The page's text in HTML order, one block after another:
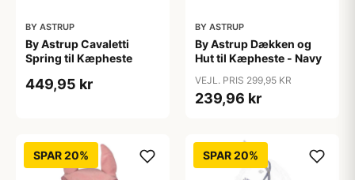
BY ASTRUP
By Astrup Cavaletti
Spring til Kæpheste
449,95 kr
BY ASTRUP
By Astrup Dækken og
Hut til Kæpheste - Navy
VEJL. PRIS 299,95 KR
239,96 kr
SPAR 20% SPAR 20%